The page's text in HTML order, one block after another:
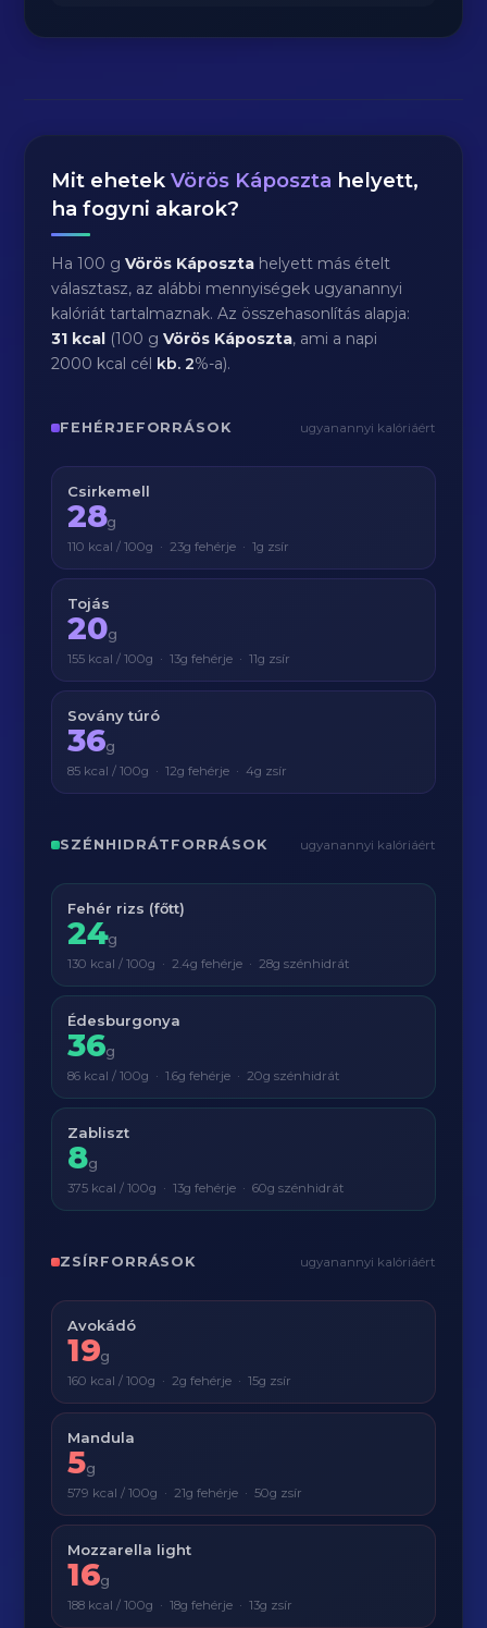
Mit ehetekVörös Káposzta helyett,
ha fogyni akarok?
Ha 100 gVörös Káposzta helyett más ételt
választasz, az alábbi mennyiségek ugyanannyi
kalóriát tartalmaznak. Az összehasonlítás alapja:
31 kcal (100 gVörös Káposzta, ami a napi
2000 kcal cél kb.2%-a).
FEHÉRJEFORRÁSOK ugyanannyi kalóriáért
Csirkemell
28g
110 kcal / 100g · 23g fehérje · 1g zsír
Tojás
20g
155 kcal / 100g · 13g fehérje · 11g zsír
Sovány túró
36g
85 kcal / 100g · 12g fehérje · 4g zsír
SZÉNHIDRÁTFORRÁSOK ugyanannyi kalóriáért
Fehér rizs (főtt)
24g
130 kcal / 100g · 2.4g fehérje · 28g szénhidrát
Édesburgonya
36g
86 kcal / 100g · 1.6g fehérje · 20g szénhidrát
Zabliszt
8g
375 kcal / 100g · 13g fehérje · 60g szénhidrát
ZSÍRFORRÁSOK ugyanannyi kalóriáért
Avokádó
19g
160 kcal / 100g · 2g fehérje · 15g zsír
Mandula
5g
579 kcal / 100g · 21g fehérje · 50g zsír
Mozzarella light
16g
188 kcal / 100g · 18g fehérje · 13g zsír